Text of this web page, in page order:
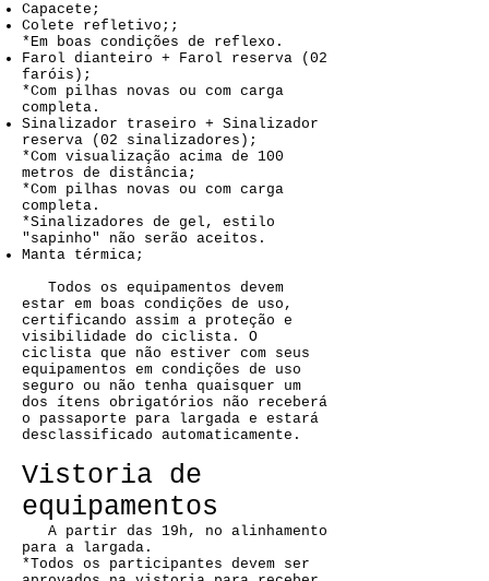
Capacete;
Colete refletivo;;
*Em boas condições de reflexo.
Farol dianteiro + Farol reserva (02
faróis);
*Com pilhas novas ou com carga
completa.
Sinalizador traseiro + Sinalizador
reserva (02 sinalizadores);
*Com visualização acima de 100
metros de distância;
*Com pilhas novas ou com carga
completa.
*Sinalizadores de gel, estilo
"sapinho" não serão aceitos.
Manta térmica;
Todos os equipamentos devem
estar em boas condições de uso,
certificando assim a proteção e
visibilidade do ciclista. O
ciclista que não estiver com seus
equipamentos em condições de uso
seguro ou não tenha quaisquer um
dos ítens obrigatórios não receberá
o passaporte para largada e estará
desclassificado automaticamente.
Vistoria de
equipamentos
A partir das 19h, no alinhamento
para a largada.
*Todos os participantes devem ser